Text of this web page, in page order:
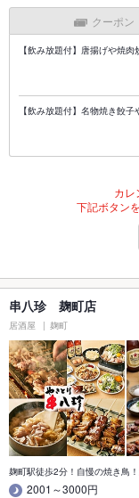
クーポン
【飲み放題付】唐揚げや焼
【飲み放題付】名物焼き餃
カレ
下記ボタン
串八珍 麹町店
居酒屋 麹町
麹町駅徒歩2分！自慢の焼き鳥
2001～3000円